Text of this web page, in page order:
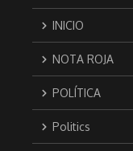
INICIO
NOTA ROJA
POLÍTICA
Politics